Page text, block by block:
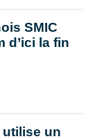
SMIC
d’ici la fin
utilise un